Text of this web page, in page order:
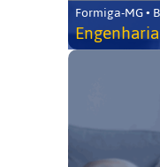
Formiga-MG •